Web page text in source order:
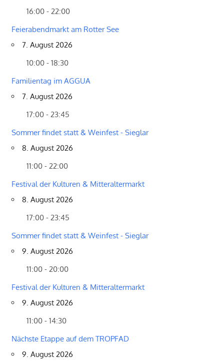
16:00 - 22:00
Feierabendmarkt am Rotter See
7. August 2026
10:00 - 18:30
Familientag im AGGUA
7. August 2026
17:00 - 23:45
Sommer findet statt & Weinfest - Sieglar
8. August 2026
11:00 - 22:00
Festival der Kulturen & Mitteraltermarkt
8. August 2026
17:00 - 23:45
Sommer findet statt & Weinfest - Sieglar
9. August 2026
11:00 - 20:00
Festival der Kulturen & Mitteraltermarkt
9. August 2026
11:00 - 14:30
Nächste Etappe auf dem TROPFAD
9. August 2026